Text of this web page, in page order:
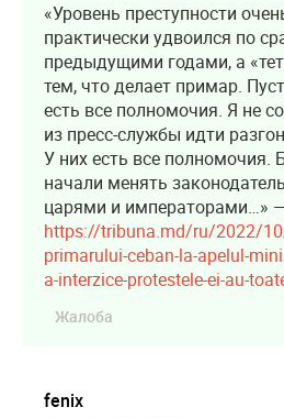
«Уровень преступности
практически удвоился по
предыдущими годами, а
тем, что делает примар.
есть все полномочия. Я не
из пресс-службы идти
У них есть все полномочия.
начали менять
царями и императорами…»
https://tribuna.md/ru/2022/
primarului-ceban-la-apelul-
a-interzice-protestele-ei-au-
Жалоба
fenix